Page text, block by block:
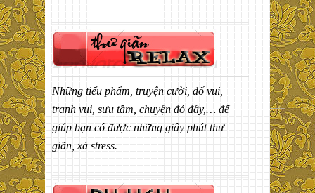
Những tiểu phẩm, truyện cười, đố vui,
tranh vui, sưu tầm, chuyện đó đây,… để
giúp bạn có được những giây phút thư
giãn, xả stress.